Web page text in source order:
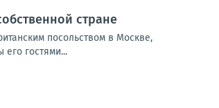
стране
посольством в Москве,
гостями...